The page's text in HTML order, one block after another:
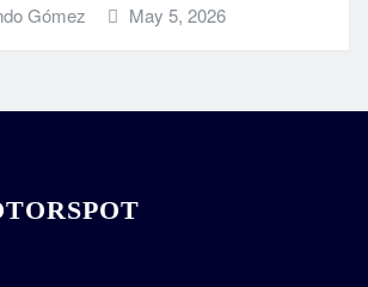
Gómez May 5, 2026